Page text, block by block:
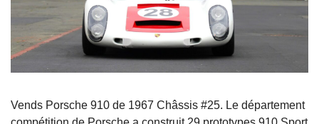
Vends Porsche 910 de 1967 Châssis #25. Le département